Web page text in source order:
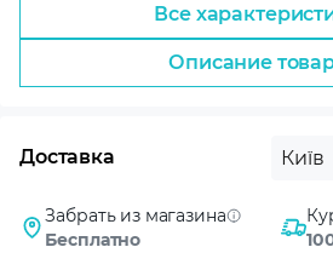
Все
Описание
Доставка Київ
Забрать из магазина
Бесплатно